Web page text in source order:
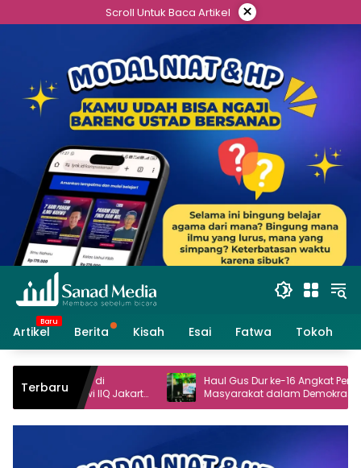
to
Scroll Untuk Baca Artikel ×
Artikel Berita Kisah Esai Fatwa Tokoh
Terbaru
Jakarta
Haul Gus Dur ke-16 Angkat Peran
Masyarakat dalam Demokrasi